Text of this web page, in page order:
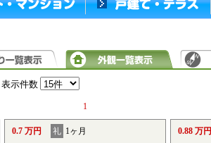
表示件数
1
0.7 万円 礼 1ヶ月 0.88 万円